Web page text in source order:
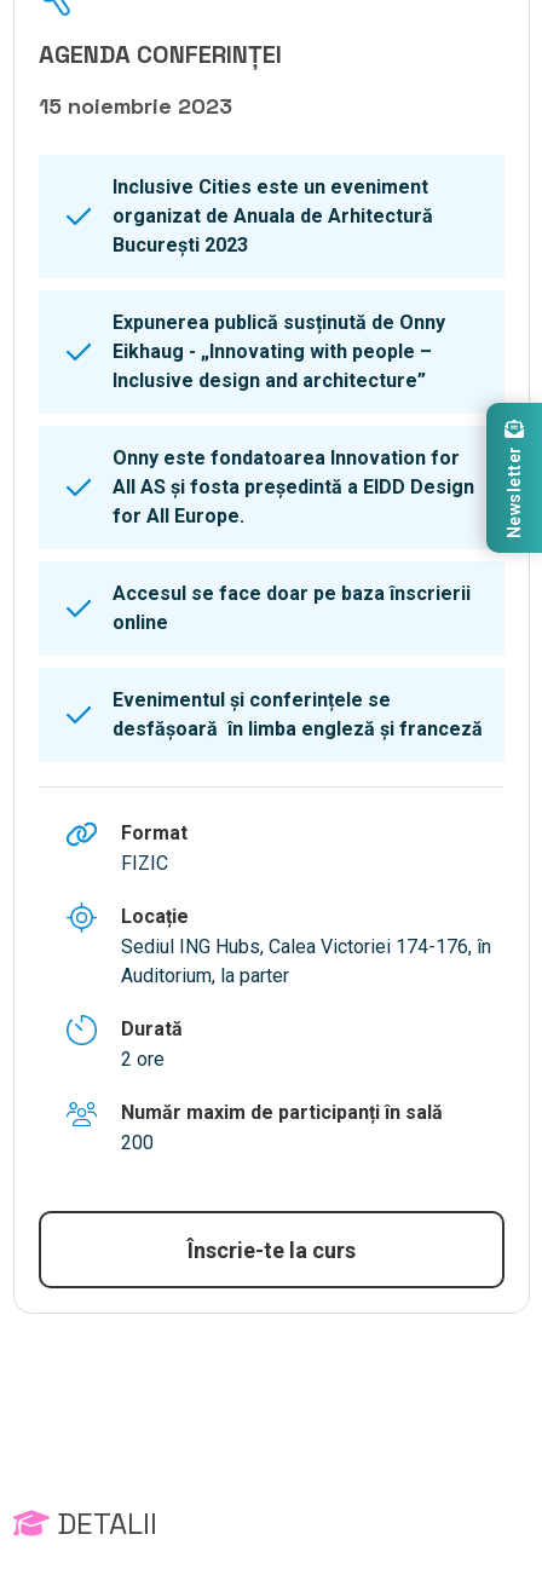
AGENDA CONFERINȚEI
15 noiembrie 2023
Inclusive Cities este un eveniment
organizat de Anuala de Arhitectură
București 2023
Expunerea publică susținută de Onny
Eikhaug - „Innovating with people –
Inclusive design and architecture”
Onny este fondatoarea Innovation for
All AS și fosta președintă a EIDD Design
for All Europe.
Accesul se face doar pe baza înscrierii
online
Evenimentul și conferințele se
desfășoară în limba engleză și franceză
Format
FIZIC
Locație
Sediul ING Hubs, Calea Victoriei 174-176, în
Auditorium, la parter
Durată
2 ore
Număr maxim de participanți în sală
200
Înscrie-te la curs
DETALII
Newsletter